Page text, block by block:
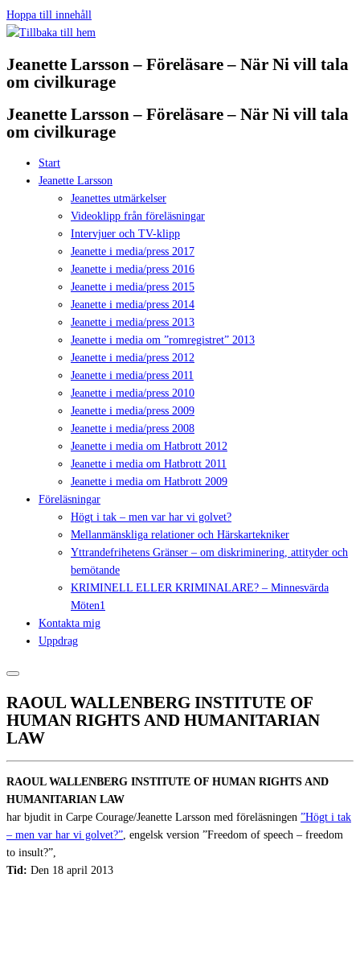
Hoppa till innehåll
Jeanette Larsson – Föreläsare – När Ni vill tala
om civilkurage
Jeanette Larsson – Föreläsare – När Ni vill tala
om civilkurage
Start
Jeanette Larsson
Jeanettes utmärkelser
Videoklipp från föreläsningar
Intervjuer och TV-klipp
Jeanette i media/press 2017
Jeanette i media/press 2016
Jeanette i media/press 2015
Jeanette i media/press 2014
Jeanette i media/press 2013
Jeanette i media om ”romregistret” 2013
Jeanette i media/press 2012
Jeanette i media/press 2011
Jeanette i media/press 2010
Jeanette i media/press 2009
Jeanette i media/press 2008
Jeanette i media om Hatbrott 2012
Jeanette i media om Hatbrott 2011
Jeanette i media om Hatbrott 2009
Föreläsningar
Högt i tak – men var har vi golvet?
Mellanmänskliga relationer och Härskartekniker
Yttrandefrihetens Gränser – om diskriminering, attityder och
bemötande
KRIMINELL ELLER KRIMINALARE? – Minnesvärda
Möten1
Kontakta mig
Uppdrag
RAOUL WALLENBERG INSTITUTE OF
HUMAN RIGHTS AND HUMANITARIAN
LAW
RAOUL WALLENBERG INSTITUTE OF HUMAN RIGHTS AND
HUMANITARIAN LAW
har bjudit in Carpe Courage/Jeanette Larsson med föreläsningen ”Högt i tak
– men var har vi golvet?”, engelsk version ”Freedom of speech – freedom
to insult?”,
Tid: Den 18 april 2013